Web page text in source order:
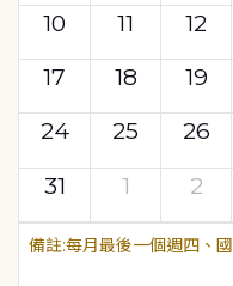
10
11 12
17
18 19
24
25 26
31
1 2
每月最後一個週四、